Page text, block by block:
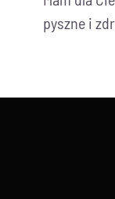
pyszne i